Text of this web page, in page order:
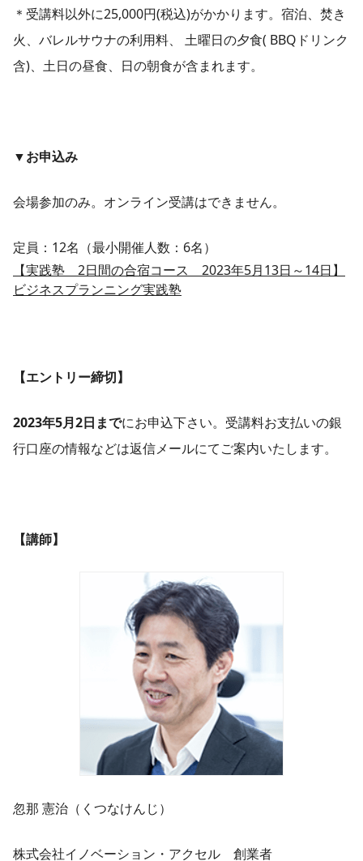
＊受講料以外に25,000円(税込)がかかります。宿泊、焚き
火、バレルサウナの利用料、 土曜日の夕食( BBQドリンク
含)、土日の昼食、日の朝食が含まれます。
▼お申込み
会場参加のみ。オンライン受講はできません。
定員：12名（最小開催人数：6名）
【実践塾 2日間の合宿コース 2023年5月13日～14日】
ビジネスプランニング実践塾
【エントリー締切】
2023年5月2日までにお申込下さい。受講料お支払いの銀
行口座の情報などは返信メールにてご案内いたします。
【講師】
忽那 憲治（くつなけんじ）
株式会社イノベーション・アクセル 創業者